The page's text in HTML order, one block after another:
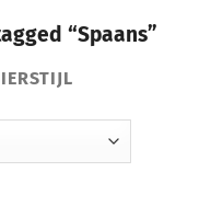
“Spaans”